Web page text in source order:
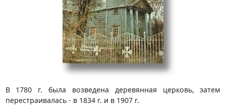
В 1780 г. была возведена деревянная церковь, затем
перестраивалась - в 1834 г. и в 1907 г.